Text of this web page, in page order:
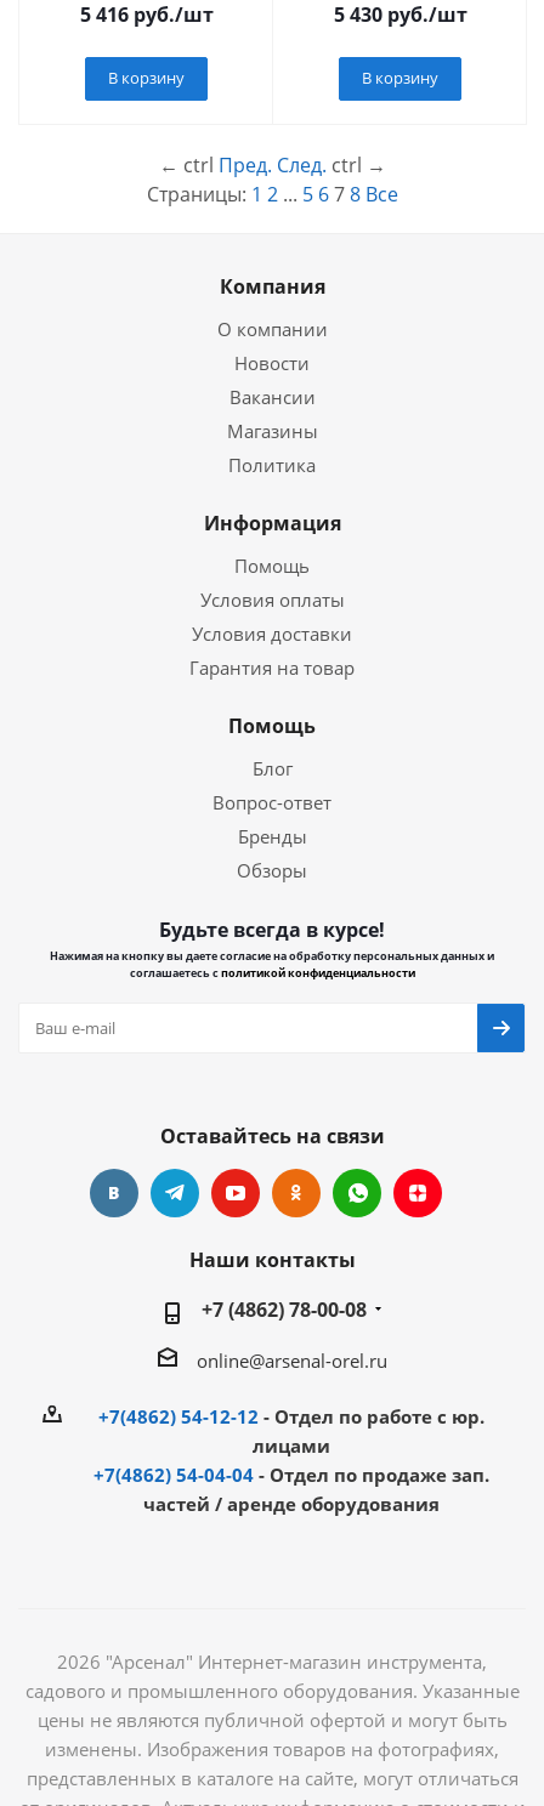
5 416руб./шт
В корзину
5 430руб./шт
В корзину
← ctrl Пред. След. ctrl →
Страницы: 1 2... 5 6 7 8 Все
Компания
О компании
Новости
Вакансии
Магазины
Политика
Информация
Помощь
Условия оплаты
Условия доставки
Гарантия на товар
Помощь
Блог
Вопрос-ответ
Бренды
Обзоры
Будьте всегда в курсе!
Нажимая на кнопку вы даете согласие на обработку персональных данных и
соглашаетесь сполитикой конфиденциальности
Оставайтесь на связи
Наши контакты
+7 (4862) 78-00-08
online@arsenal-orel.ru
+7(4862) 54-12-12 - Отдел по работе с юр.
лицами
+7(4862) 54-04-04 - Отдел по продаже зап.
частей / аренде оборудования
2026 "Арсенал" Интернет-магазин инструмента,
садового и промышленного оборудования. Указанные
цены не являются публичной офертой и могут быть
изменены. Изображения товаров на фотографиях,
представленных в каталоге на сайте, могут отличаться